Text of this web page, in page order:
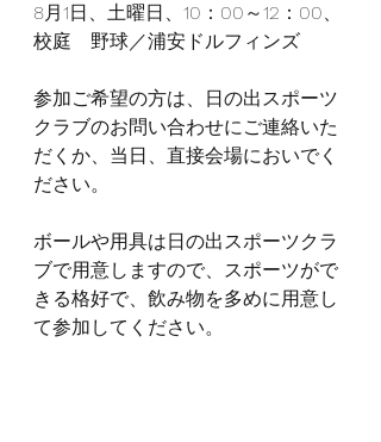
8月1日、土曜日、10：00～12：00、
校庭　野球／浦安ドルフィンズ
参加ご希望の方は、日の出スポーツ
クラブのお問い合わせにご連絡いた
だくか、当日、直接会場においでく
ださい。
ボールや用具は日の出スポーツクラ
ブで用意しますので、スポーツがで
きる格好で、飲み物を多めに用意し
て参加してください。